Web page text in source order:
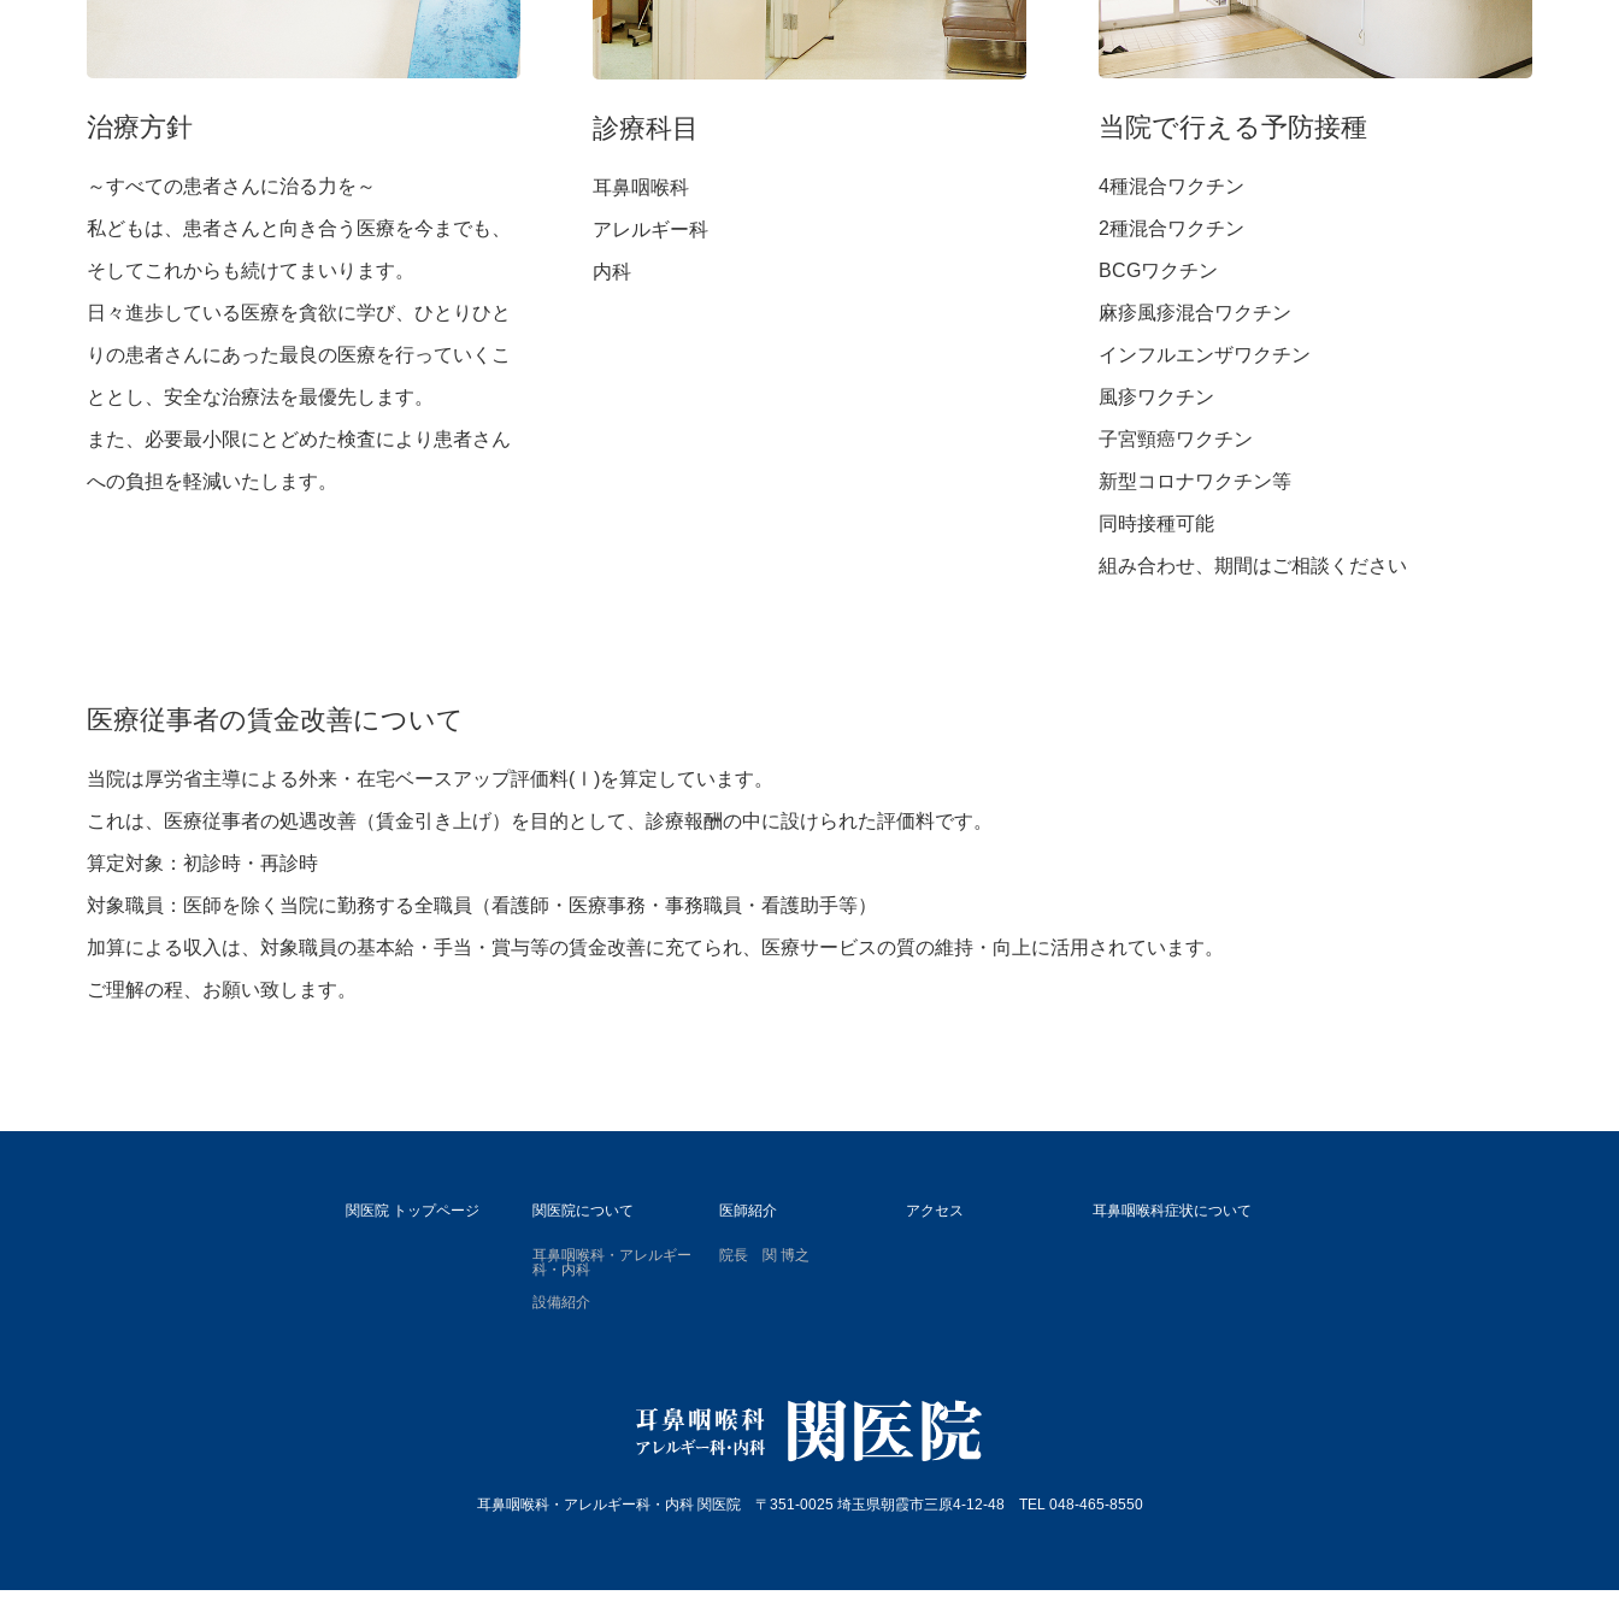
治療方針
～すべての患者さんに治る力を～
私どもは、患者さんと向き合う医療を今までも、
そしてこれからも続けてまいります。
日々進歩している医療を貪欲に学び、ひとりひと
りの患者さんにあった最良の医療を行っていくこ
ととし、安全な治療法を最優先します。
また、必要最小限にとどめた検査により患者さん
への負担を軽減いたします。
診療科目
耳鼻咽喉科
アレルギー科
内科
当院で行える予防接種
4種混合ワクチン
2種混合ワクチン
BCGワクチン
麻疹風疹混合ワクチン
インフルエンザワクチン
風疹ワクチン
子宮頸癌ワクチン
新型コロナワクチン等
同時接種可能
組み合わせ、期間はご相談ください
医療従事者の賃金改善について
当院は厚労省主導による外来・在宅ベースアップ評価料(Ⅰ)を算定しています。
これは、医療従事者の処遇改善（賃金引き上げ）を目的として、診療報酬の中に設けられた評価料です。
算定対象：初診時・再診時
対象職員：医師を除く当院に勤務する全職員（看護師・医療事務・事務職員・看護助手等）
加算による収入は、対象職員の基本給・手当・賞与等の賃金改善に充てられ、医療サービスの質の維持・向上に活用されています。
ご理解の程、お願い致します。
関医院 トップページ 関医院について
耳鼻咽喉科・アレルギー
科・内科
設備紹介
医師紹介
院長 関 博之
アクセス 耳鼻咽喉科症状について
耳鼻咽喉科・アレルギー科・内科 関医院 〒351-0025 埼玉県朝霞市三原4-12-48 TEL 048-465-8550